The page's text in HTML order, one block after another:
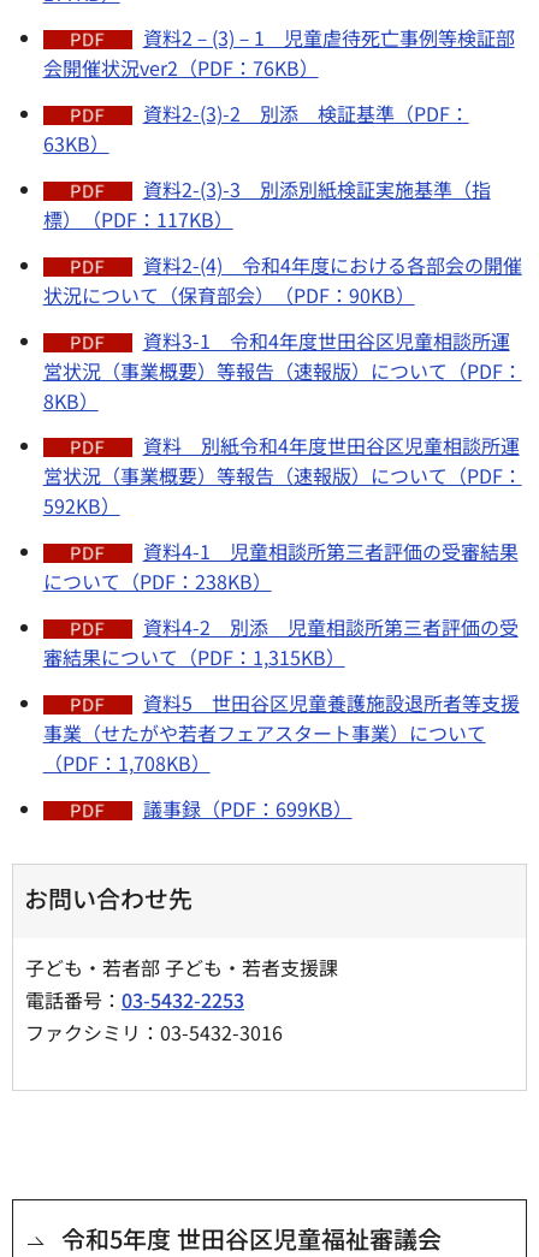
資料2－(3)－1 児童虐待死亡事例等検証部
会開催状況ver2（PDF：76KB）
資料2-(3)-2 別添 検証基準（PDF：
63KB）
資料2-(3)-3 別添別紙検証実施基準（指
標）（PDF：117KB）
資料2-(4) 令和4年度における各部会の開催
状況について（保育部会）（PDF：90KB）
資料3-1 令和4年度世田谷区児童相談所運
営状況（事業概要）等報告（速報版）について（PDF：
8KB）
資料 別紙令和4年度世田谷区児童相談所運
営状況（事業概要）等報告（速報版）について（PDF：
592KB）
資料4-1 児童相談所第三者評価の受審結果
について（PDF：238KB）
資料4-2 別添 児童相談所第三者評価の受
審結果について（PDF：1,315KB）
資料5 世田谷区児童養護施設退所者等支援
事業（せたがや若者フェアスタート事業）について
（PDF：1,708KB）
議事録（PDF：699KB）
お問い合わせ先
子ども・若者部 子ども・若者支援課
電話番号： 03-5432-2253
ファクシミリ：03-5432-3016
令和5年度 世田谷区児童福祉審議会